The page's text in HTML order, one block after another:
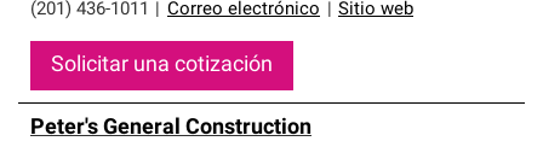
(201) 436-1011 Correo electrónico Sitio web
Solicitar una cotización
Peter's General Construction